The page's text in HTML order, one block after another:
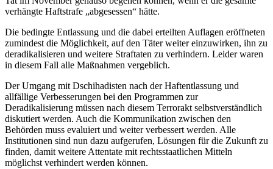
verhängte Haftstrafe „abgesessen“ hätte.
Die bedingte Entlassung und die dabei erteilten Auflagen eröffneten
zumindest die Möglichkeit, auf den Täter weiter einzuwirken, ihn zu
deradikalisieren und weitere Straftaten zu verhindern. Leider waren
in diesem Fall alle Maßnahmen vergeblich.
Der Umgang mit Dschihadisten nach der Haftentlassung und
allfällige Verbesserungen bei den Programmen zur
Deradikalisierung müssen nach diesem Terrorakt selbstverständlich
diskutiert werden. Auch die Kommunikation zwischen den
Behörden muss evaluiert und weiter verbessert werden. Alle
Institutionen sind nun dazu aufgerufen, Lösungen für die Zukunft zu
finden, damit weitere Attentate mit rechtsstaatlichen Mitteln
möglichst verhindert werden können.